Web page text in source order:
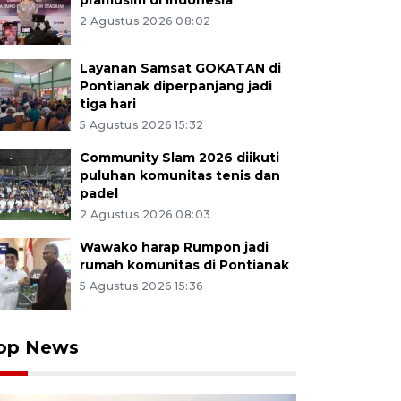
2 Agustus 2026 08:02
Layanan Samsat GOKATAN di
Pontianak diperpanjang jadi
tiga hari
5 Agustus 2026 15:32
Community Slam 2026 diikuti
puluhan komunitas tenis dan
padel
2 Agustus 2026 08:03
Wawako harap Rumpon jadi
rumah komunitas di Pontianak
5 Agustus 2026 15:36
News